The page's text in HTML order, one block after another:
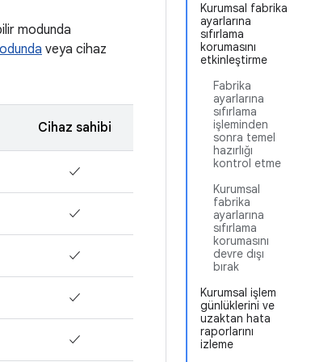
Kurumsal fabrika
ayarlarına
sıfırlama
korumasını
etkinleştirme
Fabrika
ayarlarına
sıfırlama
işleminden
sonra temel
hazırlığı
kontrol etme
Kurumsal
fabrika
ayarlarına
sıfırlama
korumasını
devre dışı
bırak
Kurumsal işlem
günlüklerini ve
uzaktan hata
raporlarını
izleme
modunda
veya cihaz
Cihaz sahibi
✓
✓
✓
✓
✓